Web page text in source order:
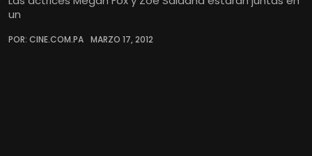
un
POR: CINE.COM.PA MARZO 17, 2012